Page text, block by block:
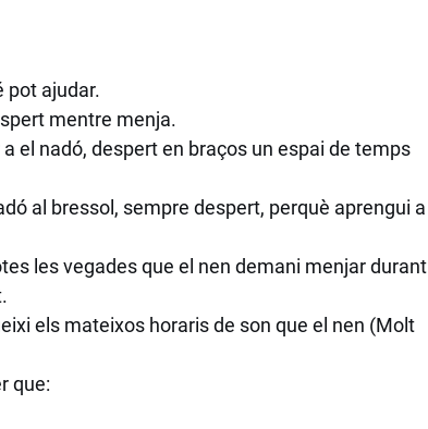
pot ajudar.
mentre menja.
el nadó, despert en braços un espai de temps
al bressol, sempre despert, perquè aprengui a
les vegades que el nen demani menjar durant
els mateixos horaris de son que el nen (Molt
que: